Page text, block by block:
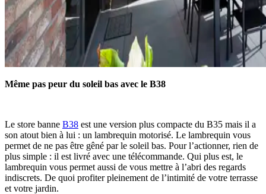
Même pas peur du soleil bas avec le B38
Le store banne B38 est une version plus compacte du B35 mais il a
son atout bien à lui : un lambrequin motorisé. Le lambrequin vous
permet de ne pas être gêné par le soleil bas. Pour l’actionner, rien de
plus simple : il est livré avec une télécommande. Qui plus est, le
lambrequin vous permet aussi de vous mettre à l’abri des regards
indiscrets. De quoi profiter pleinement de l’intimité de votre terrasse
et votre jardin.